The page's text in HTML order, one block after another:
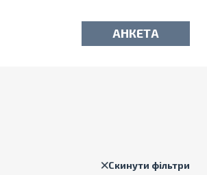
АНКЕТА
Скинути фільтри